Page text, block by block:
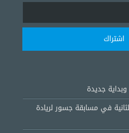
في مسابقة جسور لريادة